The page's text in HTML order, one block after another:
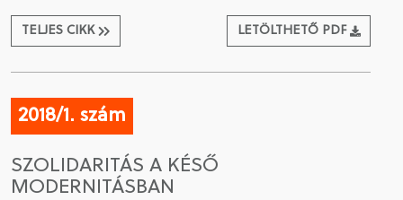
TELJES CIKK LETÖLTHETŐ PDF
2018/1. szám
SZOLIDARITÁS A KÉSŐ
MODERNITÁSBAN